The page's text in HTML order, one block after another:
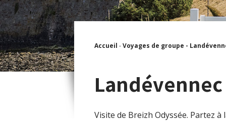
Accueil -Voyages de groupe -
Visite de Breizh Odyssée. Partez